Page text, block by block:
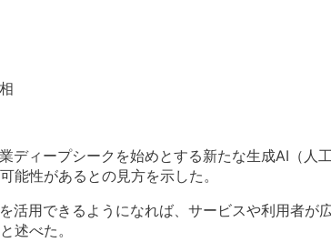
ディープシークを始めとする新たな生成AI（ 人
能性があるとの見方を示した。
活用できるようになれば、 サービスや利用者が
と述べた。